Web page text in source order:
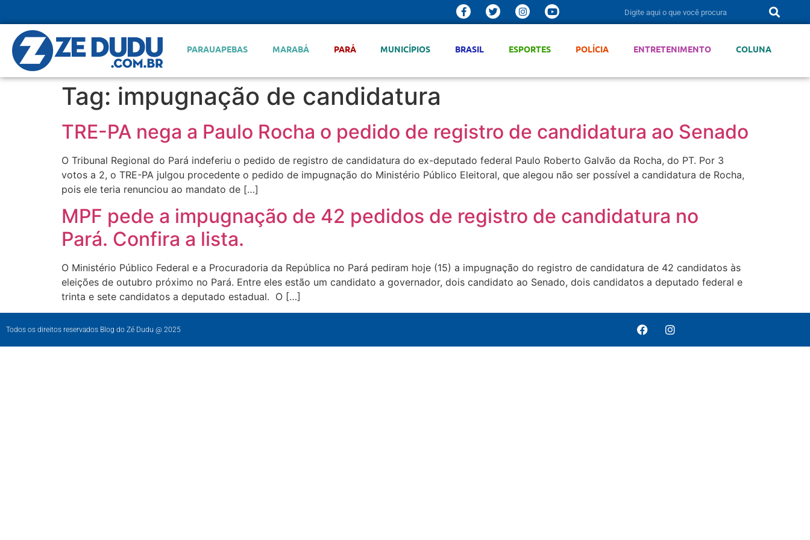
PARAUAPEBAS MARABÁ PARÁ MUNICÍPIOS BRASIL ESPORTES POLÍCIA ENTRETENIMENTO COLUNA
Tag: impugnação de candidatura
TRE-PA nega a Paulo Rocha o pedido de registro de candidatura ao Senado
O Tribunal Regional do Pará indeferiu o pedido de registro de candidatura do ex-deputado federal Paulo Roberto Galvão da Rocha, do PT. Por 3
votos a 2, o TRE-PA julgou procedente o pedido de impugnação do Ministério Público Eleitoral, que alegou não ser possível a candidatura de Rocha,
pois ele teria renunciou ao mandato de […]
MPF pede a impugnação de 42 pedidos de registro de candidatura no
Pará. Confira a lista.
O Ministério Público Federal e a Procuradoria da República no Pará pediram hoje (15) a impugnação do registro de candidatura de 42 candidatos às
eleições de outubro próximo no Pará. Entre eles estão um candidato a governador, dois candidato ao Senado, dois candidatos a deputado federal e
trinta e sete candidatos a deputado estadual. O […]
Todos os direitos reservados Blog do Zé Dudu @ 2025